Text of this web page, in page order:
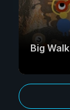
Big Walk